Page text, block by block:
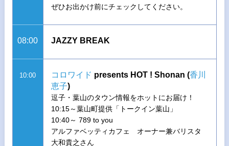
ぜひお出かけ前にチェックしてください。
08:00 JAZZY BREAK
10:00 コロワイド presents HOT ! Shonan (香川
恵子)
逗子・葉山のタウン情報をホットにお届け！
10:15～葉山町提供「トークイン葉山」
10:40～ 789 to you
アルファベッティカフェ オーナー兼バリスタ
大和貴之さん